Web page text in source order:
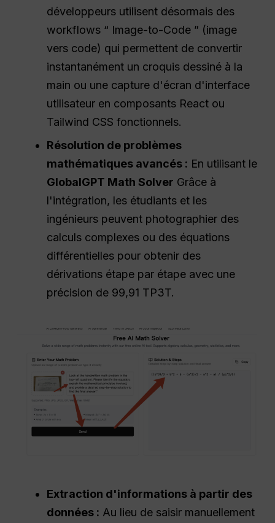
développeurs utilisent désormais des
workflows “ Image-to-Code ” (image
vers code) qui permettent de convertir
instantanément un croquis dessiné à la
main ou une capture d'écran d'interface
utilisateur en composants React ou
Tailwind CSS fonctionnels.
Résolution de problèmes
mathématiques avancés : En utilisant le
GlobalGPT Math Solver Grâce à
l'intégration, les étudiants et les
ingénieurs peuvent photographier des
calculs complexes ou des équations
différentielles pour obtenir des
dérivations étape par étape avec une
précision de 99,91 TP3T.
Extraction d'informations à partir des
données : Au lieu de saisir manuellement